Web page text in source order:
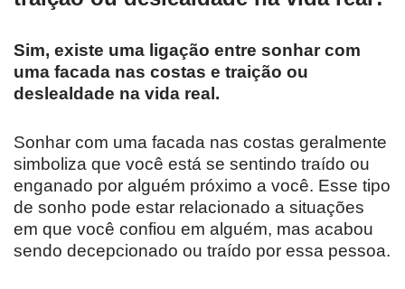
Sim, existe uma ligação entre sonhar com
uma facada nas costas e traição ou
deslealdade na vida real.
Sonhar com uma facada nas costas geralmente
simboliza que você está se sentindo traído ou
enganado por alguém próximo a você. Esse tipo
de sonho pode estar relacionado a situações
em que você confiou em alguém, mas acabou
sendo decepcionado ou traído por essa pessoa.